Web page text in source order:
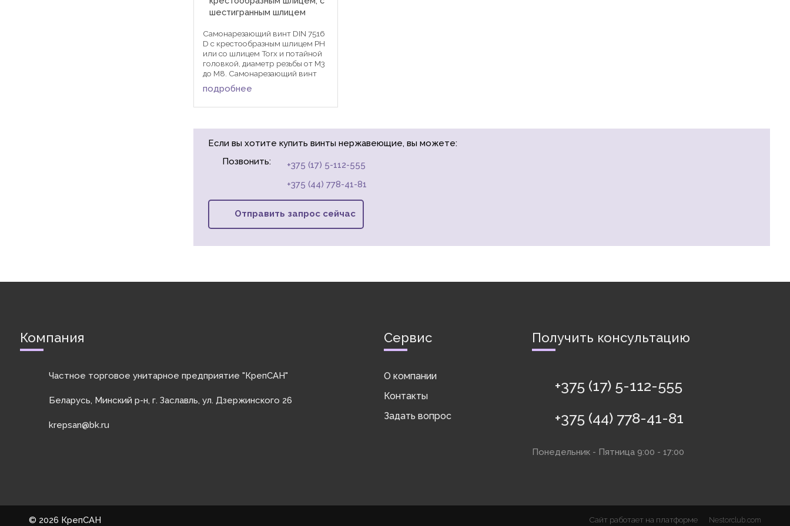
шестигранным шлицем
Самонарезающий винт DIN 7516
D с крестообразным шлицем PH
или со шлицем Torx и потайной
головкой, диаметр резьбы от М3
до М8. Самонарезающий винт
образует при завинчивании
метрическую резьбу в
подробнее
Если вы хотите купить винты нержавеющие, вы можете:
Позвонить:
+375 (17) 5-112-555
+375 (44) 778-41-81
Отправить запрос сейчас
Компания
Частное торговое унитарное предприятие "КрепСАН"
Беларусь, Минский р-н, г. Заславль, ул. Дзержинского 26
krepsan@bk.ru
Сервис
О компании
Контакты
Задать вопрос
Получить консультацию
+375 (17) 5-112-555
+375 (44) 778-41-81
Понедельник - Пятница 9:00 - 17:00
© 2026 КрепСАН Сайт работает на платформе Nestorclub.com